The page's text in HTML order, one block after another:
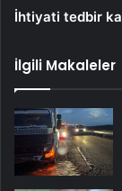
İhtiyati tedbir
İlgili Makaleler